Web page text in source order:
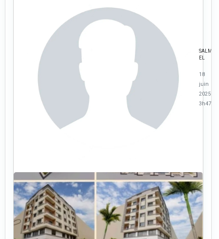
SALMA
EL
18
juin
2025 à
3h47